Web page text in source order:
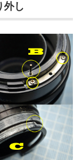
外し